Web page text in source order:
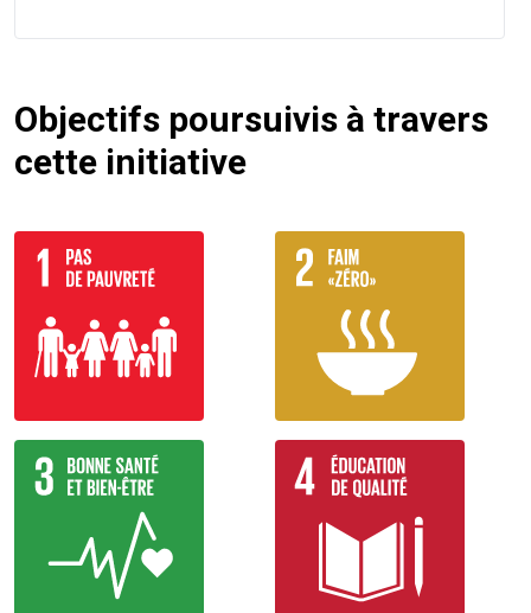
Objectifs poursuivis à travers
cette initiative